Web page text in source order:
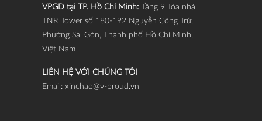
VPGD tại TP. Hồ Chí Minh: Tầng 9 Tòa nhà
TNR Tower số 180-192 Nguyễn Công Trứ,
Phường Sài Gòn, Thành phố Hồ Chí Minh,
Việt Nam
LIÊN HỆ VỚI CHÚNG TÔI
Email: xinchao@v-proud.vn